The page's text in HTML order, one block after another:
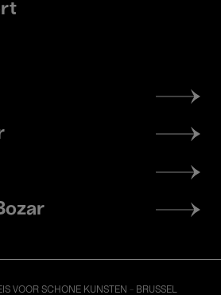
VOOR SCHONE KUNSTEN - BRUSSEL